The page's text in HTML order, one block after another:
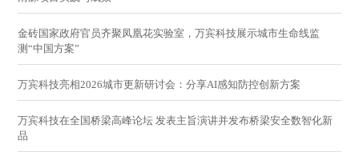
金砖国家政府官员齐聚凤凰花实验室，万宾科技展示城市生命线监
测“中国方案”
万宾科技亮相2026城市更新研讨会：分享AI感知防控创新方案
万宾科技在全国桥梁高峰论坛 发表主旨演讲并发布桥梁安全数智化新
品